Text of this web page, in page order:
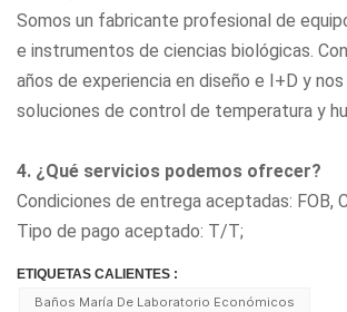
Somos un fabricante profesional de
e instrumentos de ciencias biológicas.
años de experiencia en diseño e I+D y
soluciones de control de temperatura y
4. ¿Qué servicios podemos ofrecer?
Condiciones de entrega aceptadas: FOB,
Tipo de pago aceptado: T/T;
ETIQUETAS CALIENTES :
Baños María De Laboratorio Económicos